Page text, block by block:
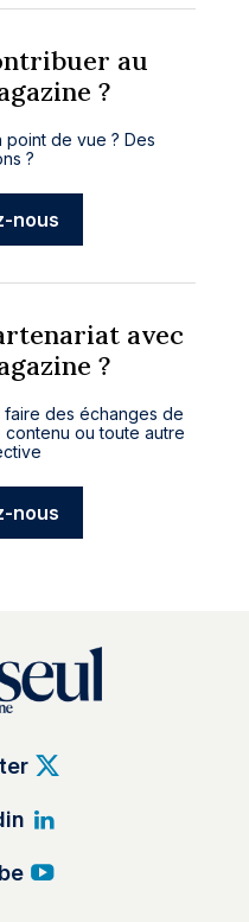
au
?
de vue ? Des
?
nous
avec
?
faire des échanges de
ou toute autre
nous